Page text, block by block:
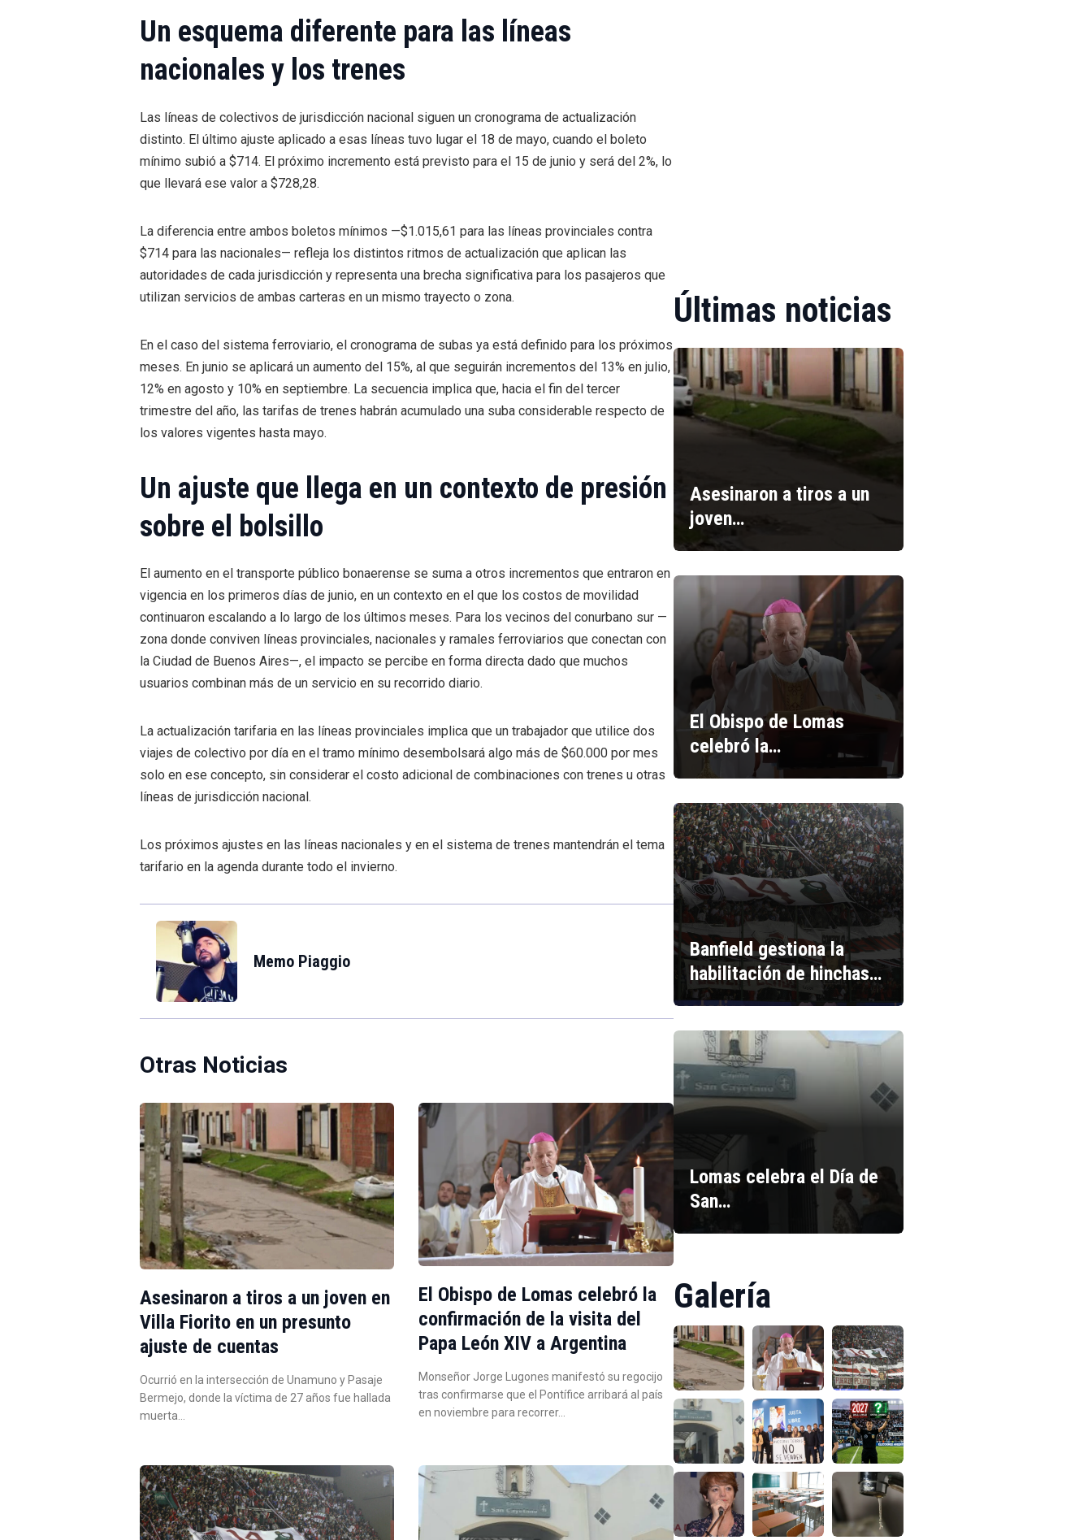
Un esquema diferente para las líneas
nacionales y los trenes
Las líneas de colectivos de jurisdicción nacional siguen un cronograma de actualización
distinto. El último ajuste aplicado a esas líneas tuvo lugar el 18 de mayo, cuando el boleto
mínimo subió a $714. El próximo incremento está previsto para el 15 de junio y será del 2%, lo
que llevará ese valor a $728,28.
La diferencia entre ambos boletos mínimos —$1.015,61 para las líneas provinciales contra
$714 para las nacionales— refleja los distintos ritmos de actualización que aplican las
autoridades de cada jurisdicción y representa una brecha significativa para los pasajeros que
utilizan servicios de ambas carteras en un mismo trayecto o zona.
En el caso del sistema ferroviario, el cronograma de subas ya está definido para los próximos
meses. En junio se aplicará un aumento del 15%, al que seguirán incrementos del 13% en julio,
12% en agosto y 10% en septiembre. La secuencia implica que, hacia el fin del tercer
trimestre del año, las tarifas de trenes habrán acumulado una suba considerable respecto de
los valores vigentes hasta mayo.
Un ajuste que llega en un contexto de presión
sobre el bolsillo
El aumento en el transporte público bonaerense se suma a otros incrementos que entraron en
vigencia en los primeros días de junio, en un contexto en el que los costos de movilidad
continuaron escalando a lo largo de los últimos meses. Para los vecinos del conurbano sur —
zona donde conviven líneas provinciales, nacionales y ramales ferroviarios que conectan con
la Ciudad de Buenos Aires—, el impacto se percibe en forma directa dado que muchos
usuarios combinan más de un servicio en su recorrido diario.
La actualización tarifaria en las líneas provinciales implica que un trabajador que utilice dos
viajes de colectivo por día en el tramo mínimo desembolsará algo más de $60.000 por mes
solo en ese concepto, sin considerar el costo adicional de combinaciones con trenes u otras
líneas de jurisdicción nacional.
Los próximos ajustes en las líneas nacionales y en el sistema de trenes mantendrán el tema
tarifario en la agenda durante todo el invierno.
Memo Piaggio
Otras Noticias
Asesinaron a tiros a un joven en
Villa Fiorito en un presunto
ajuste de cuentas
Ocurrió en la intersección de Unamuno y Pasaje
Bermejo, donde la víctima de 27 años fue hallada
muerta…
El Obispo de Lomas celebró la
confirmación de la visita del
Papa León XIV a Argentina
Monseñor Jorge Lugones manifestó su regocijo
tras confirmarse que el Pontífice arribará al país
en noviembre para recorrer…
Últimas noticias
Asesinaron a tiros a un
joven…
El Obispo de Lomas
celebró la…
Banfield gestiona la
habilitación de hinchas…
Lomas celebra el Día de
San…
Galería